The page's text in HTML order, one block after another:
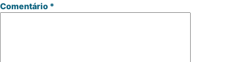
Comentário *